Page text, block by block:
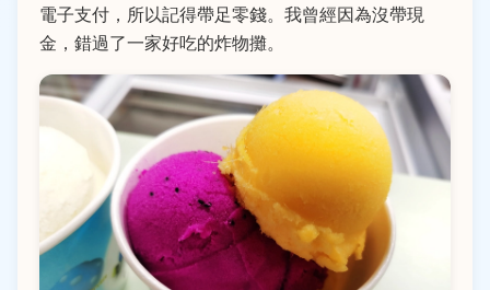
電子支付，所以記得帶足零錢。我曾經因為沒帶現
金，錯過了一家好吃的炸物攤。